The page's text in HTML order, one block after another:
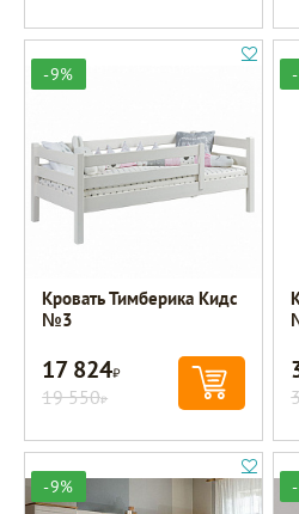
-9%
Кровать Тимберика Кидс
№3
17 824Р
19 550Р
-9%